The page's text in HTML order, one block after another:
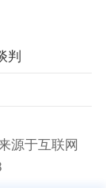
判
源于互联网